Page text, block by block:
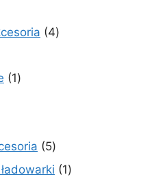
44
11
55
produktów
11